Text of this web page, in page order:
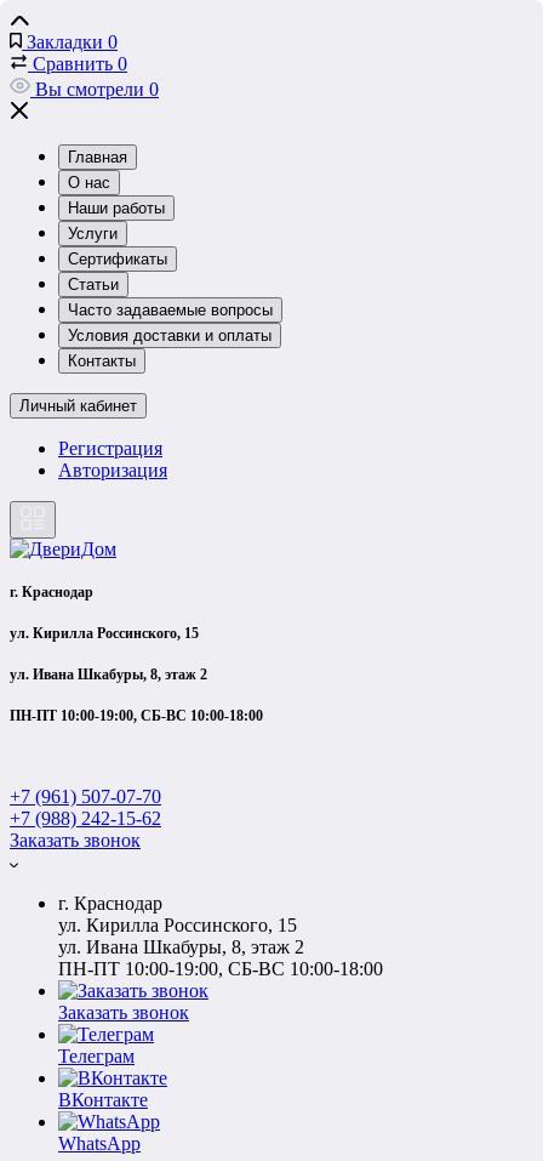
Закладки 0
Сравнить 0
Вы смотрели 0
Главная
О нас
Наши работы
Услуги
Сертификаты
Статьи
Часто задаваемые вопросы
Условия доставки и оплаты
Контакты
Личный кабинет
Регистрация
Авторизация
г. Краснодар
ул. Кирилла Россинского, 15
ул. Ивана Шкабуры, 8, этаж 2
ПН-ПТ 10:00-19:00, СБ-ВС 10:00-18:00
+7 (961) 507-07-70
+7 (988) 242-15-62
Заказать звонок
г. Краснодар
ул. Кирилла Россинского, 15
ул. Ивана Шкабуры, 8, этаж 2
ПН-ПТ 10:00-19:00, СБ-ВС 10:00-18:00
Заказать звонок
Телеграм
ВКонтакте
WhatsApp